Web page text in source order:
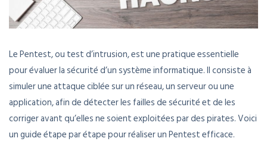
Le Pentest, ou test d’intrusion, est une pratique essentielle
pour évaluer la sécurité d’un système informatique. Il consiste à
simuler une attaque ciblée sur un réseau, un serveur ou une
application, afin de détecter les failles de sécurité et de les
corriger avant qu’elles ne soient exploitées par des pirates. Voici
un guide étape par étape pour réaliser un Pentest efficace.